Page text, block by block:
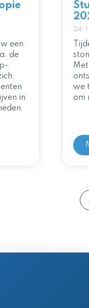
een
de
in
24-
we
om